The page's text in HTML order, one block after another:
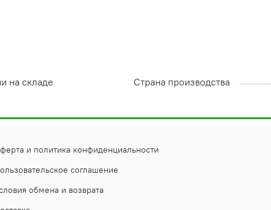
на складе Страна производства
и политика конфиденциальности
соглашение
обмена и возврата